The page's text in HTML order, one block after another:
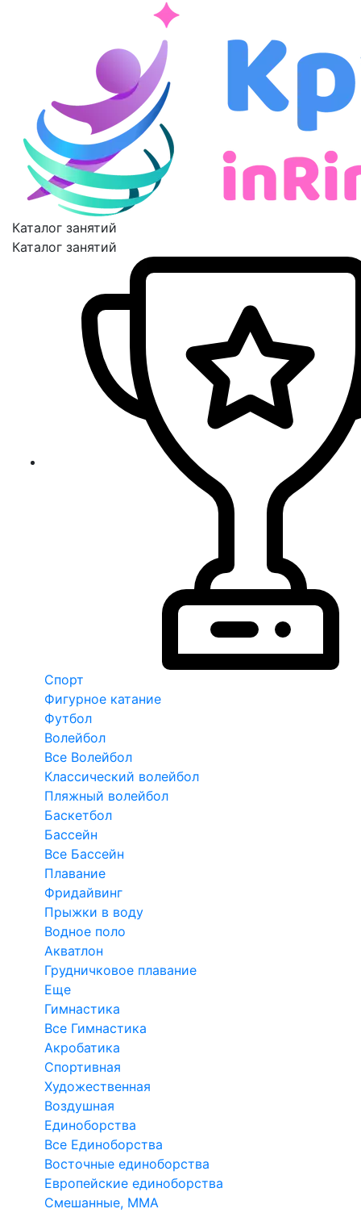
Каталог занятий
Каталог занятий
Спорт
Фигурное катание
Футбол
Волейбол
Все Волейбол
Классический волейбол
Пляжный волейбол
Баскетбол
Бассейн
Все Бассейн
Плавание
Фридайвинг
Прыжки в воду
Водное поло
Акватлон
Грудничковое плавание
Еще
Гимнастика
Все Гимнастика
Акробатика
Спортивная
Художественная
Воздушная
Единоборства
Все Единоборства
Восточные единоборства
Европейские единоборства
Смешанные, ММА